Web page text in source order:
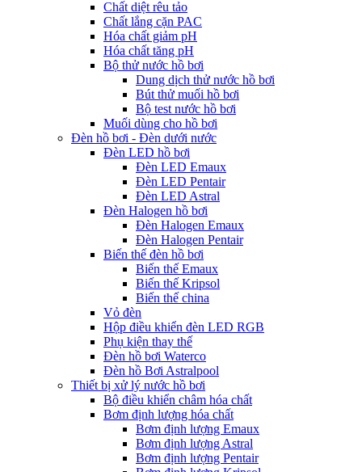
Chất diệt rêu tảo
Chất lắng cặn PAC
Hóa chất giảm pH
Hóa chất tăng pH
Bộ thử nước hồ bơi
Dung dịch thử nước hồ bơi
Bút thử muối hồ bơi
Bộ test nước hồ bơi
Muối dùng cho hồ bơi
Đèn hồ bơi - Đèn dưới nước
Đèn LED hồ bơi
Đèn LED Emaux
Đèn LED Pentair
Đèn LED Astral
Đèn Halogen hồ bơi
Đèn Halogen Emaux
Đèn Halogen Pentair
Biến thế đèn hồ bơi
Biến thế Emaux
Biến thế Kripsol
Biến thế china
Vỏ đèn
Hộp điều khiển đèn LED RGB
Phụ kiện thay thế
Đèn hồ bơi Waterco
Đèn hồ Bơi Astralpool
Thiết bị xử lý nước hồ bơi
Bộ điều khiển châm hóa chất
Bơm định lượng hóa chất
Bơm định lượng Emaux
Bơm định lượng Astral
Bơm định lượng Pentair